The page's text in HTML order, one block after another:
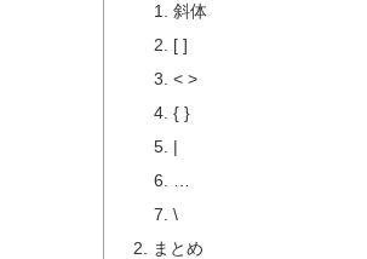
斜体
[ ]
< >
{ }
|
\
まとめ